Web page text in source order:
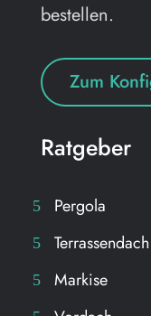
bestellen.
Zum
Ratgeber
Pergola
Terrassendach
Markise